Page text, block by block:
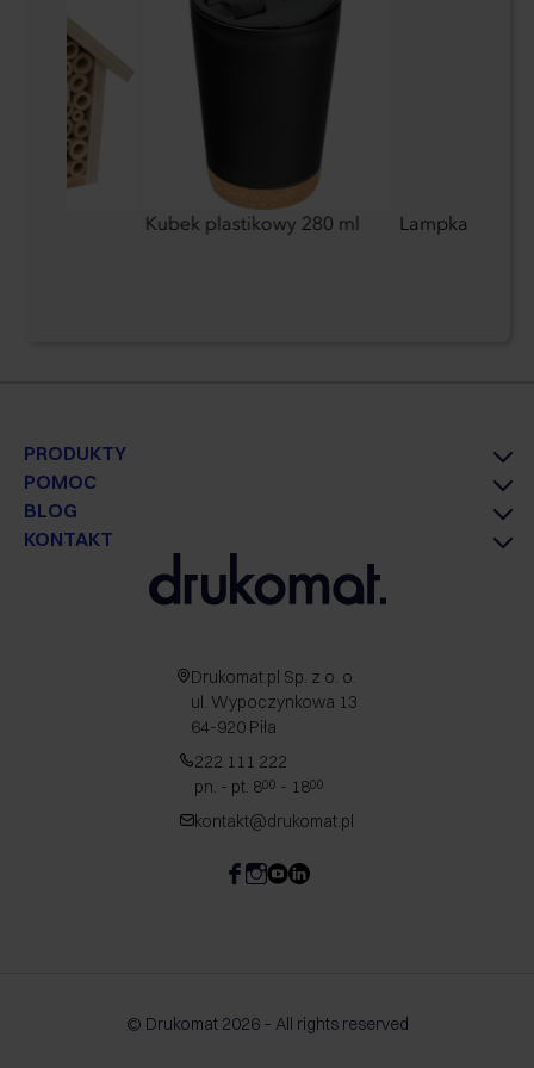
Kubek plastikowy 280 ml Lampka
PRODUKTY
POMOC
BLOG
KONTAKT
Drukomat.pl Sp. z o. o.
ul. Wypoczynkowa 13
64-920 Piła
222 111 222
pn. - pt. 800 - 1800
kontakt@drukomat.pl
© Drukomat 2026 – All rights reserved